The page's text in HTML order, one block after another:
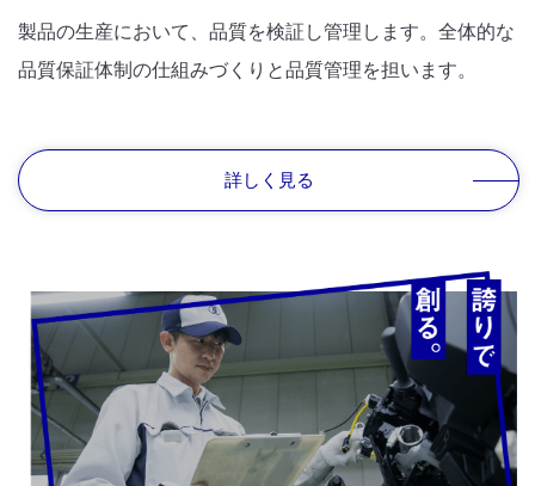
製品の生産において、品質を検証し管理します。全体的な
品質保証体制の仕組みづくりと品質管理を担います。
詳しく見る